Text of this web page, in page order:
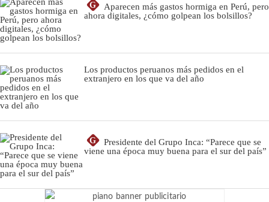
G
Aparecen más gastos hormiga en Perú, pero
ahora digitales, ¿cómo golpean los bolsillos?
Los productos peruanos más pedidos en el
extranjero en los que va del año
G
Presidente del Grupo Inca: “Parece que se
viene una época muy buena para el sur del país”